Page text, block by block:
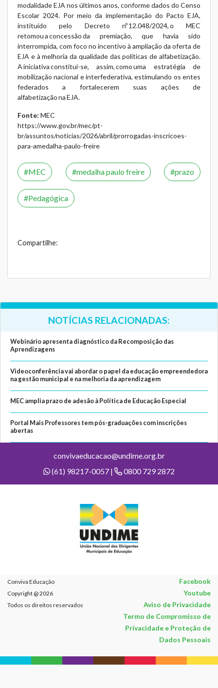
modalidade EJA nos últimos anos, conforme dados do Censo
Escolar 2024. Por meio da implementação do Pacto EJA,
instituído pelo Decreto nº 12.048/2024, o MEC
retomou a concessão da premiação, que havia sido
interrompida, com foco no incentivo à ampliação da oferta de
EJA e à melhoria da qualidade das políticas de alfabetização.
A iniciativa constitui-se, assim, como uma estratégia de
mobilização nacional e interfederativa, estimulando os entes
federados a fortalecerem suas ações de
alfabetização na EJA.
Fonte: MEC
https://www.gov.br/mec/pt-
br/assuntos/noticias/2026/abril/prorrogadas-inscricoes-
para-amedalha-paulo-freire
MEC medalha paulo freire prazo
Pedagógica
Compartilhe:
NOTÍCIAS RELACIONADAS:
Webinário apresenta diagnóstico da Recomposição das
Aprendizagens
Videoconferência vai abordar o papel da educação empreendedora
na gestão municipal e na melhoria da aprendizagem
MEC amplia prazo de adesão à Política de Educação Especial
Portal Mais Professores tem pós-graduações com inscrições
abertas
convivaeducacao@undime.org.br
(61) 98217-0057 |
0800 729 2872
Conviva Educação Facebook
Copyright @ 2026 Youtube
Todos os direitos reservados
Aviso de Privacidade
Termo de Compromisso de
Privacidade e Proteção de
Dados Pessoais